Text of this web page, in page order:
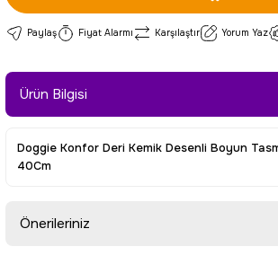
Paylaş Fiyat Alarmı Karşılaştır Yorum Yaz
Ürün Bilgisi
Doggie Konfor Deri Kemik Desenli Boyun
40Cm
Önerileriniz